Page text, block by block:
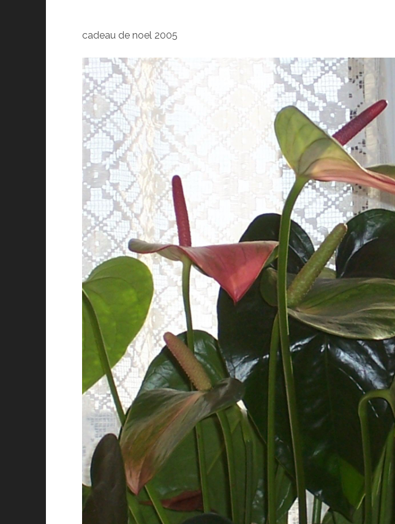
cadeau de noel 2005